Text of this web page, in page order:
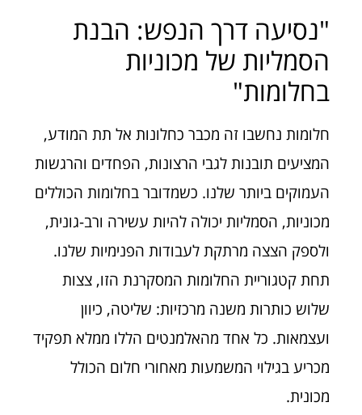
"נסיעה דרך הנפש: הבנת
הסמליות של מכוניות
בחלומות"
חלומות נחשבו זה מכבר כחלונות אל תת המודע,
המציעים תובנות לגבי הרצונות, הפחדים והרגשות
העמוקים ביותר שלנו. כשמדובר בחלומות הכוללים
מכוניות, הסמליות יכולה להיות עשירה ורב-גונית,
ולספק הצצה מרתקת לעבודות הפנימיות שלנו.
תחת קטגוריית החלומות המסקרנת הזו, צצות
שלוש כותרות משנה מרכזיות: שליטה, כיוון
ועצמאות. כל אחד מהאלמנטים הללו ממלא תפקיד
מכריע בגילוי המשמעות מאחורי חלום הכולל
מכונית.